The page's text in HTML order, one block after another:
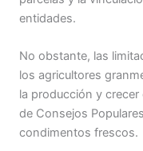
entidades.
No obstante, las
los agricultores
la producción y
de Consejos
condimentos frescos.